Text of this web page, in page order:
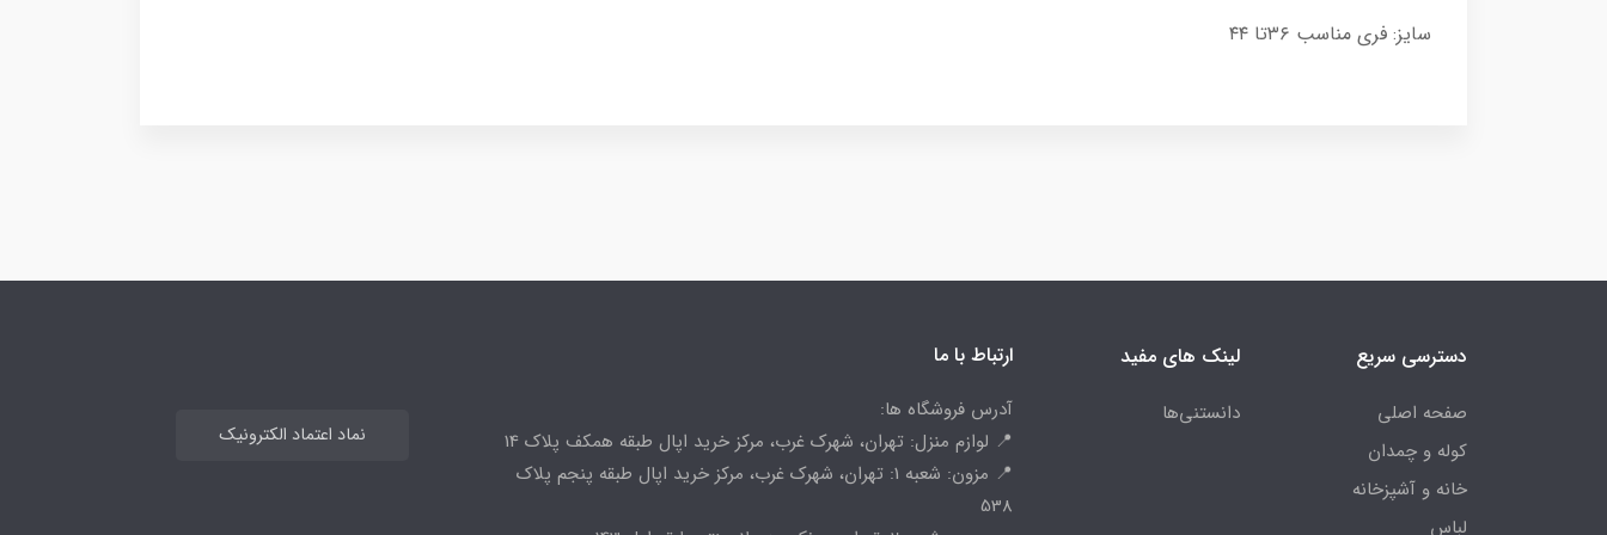
سایز: فری مناسب ۳۶تا ۴۴
دسترسی سریع
صفحه اصلی
کوله و چمدان
خانه و آشپزخانه
لباس
لینک های مفید
دانستنی‌ها
ارتباط با ما
آدرس فروشگاه ها:
📍 لوازم منزل: تهران، شهرک غرب، مرکز خرید اپال طبقه همکف پلاک 14
📍 مزون: شعبه 1: تهران، شهرک غرب، مرکز خرید اپال طبقه پنجم پلاک
538
نماد اعتماد الکترونیک